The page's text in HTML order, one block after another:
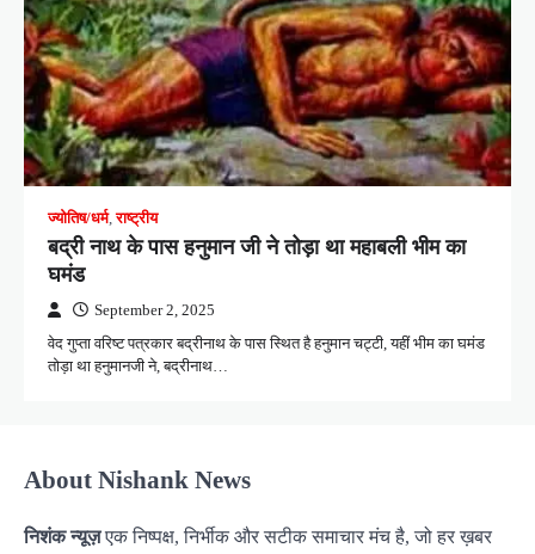
ज्योतिष/धर्म,राष्ट्रीय
बद्री नाथ के पास हनुमान जी ने तोड़ा था महाबली भीम का
घमंड
September 2, 2025
वेद गुप्ता वरिष्ट पत्रकार बद्रीनाथ के पास स्थित है हनुमान चट्टी, यहीं भीम का घमंड
तोड़ा था हनुमानजी ने, बद्रीनाथ…
About Nishank News
निशंक न्यूज़एक निष्पक्ष, निर्भीक और सटीक समाचार मंच है, जो हर ख़बर